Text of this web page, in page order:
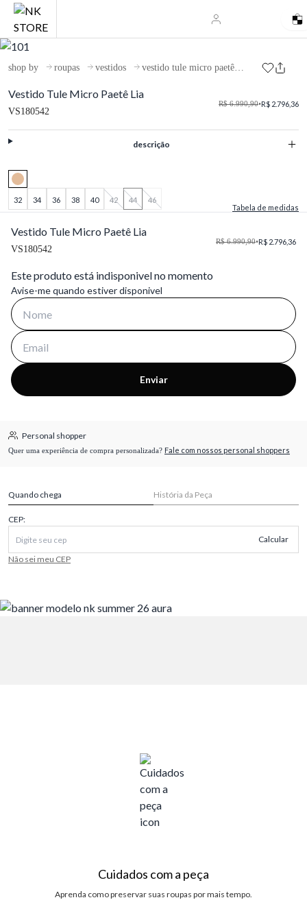
shop by roupas vestidos vestido tule micro paetê lia
Vestido Tule Micro Paetê Lia
VS180542
R$ 6.990,90•R$ 2.796,36
descrição
32 34 36 38 40 42 44
46
Tabela de medidas
Vestido Tule Micro Paetê Lia
VS180542
R$ 6.990,90•R$ 2.796,36
Este produto está indisponivel no momento
Avise-me quando estiver disponivel
Enviar
Personal shopper
Quer uma experiência de compra personalizada? Fale com nossos personal shoppers
Quando chega História da Peça
CEP:
Calcular
Não sei meu CEP
Cuidados com a peça
Aprenda como preservar suas roupas por mais tempo.